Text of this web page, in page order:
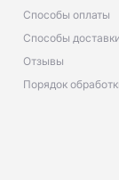
Способы оплаты
Способы
Отзывы
Порядок